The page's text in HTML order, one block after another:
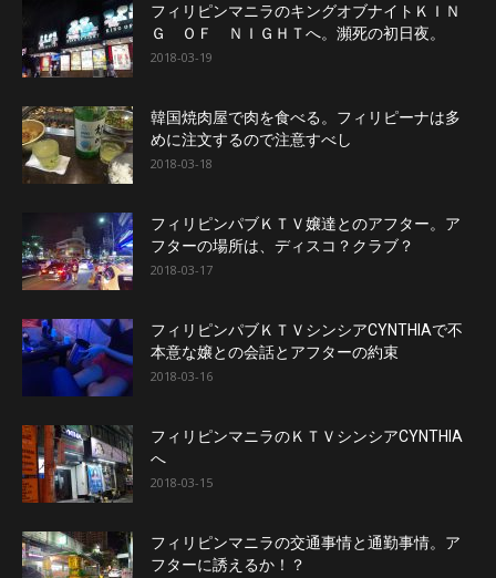
フィリピンマニラのキングオブナイトＫＩＮ
Ｇ ＯＦ ＮＩＧＨＴへ。瀕死の初日夜。
2018-03-19
韓国焼肉屋で肉を食べる。フィリピーナは多
めに注文するので注意すべし
2018-03-18
フィリピンパブＫＴＶ嬢達とのアフター。ア
フターの場所は、ディスコ？クラブ？
2018-03-17
フィリピンパブＫＴＶシンシアCYNTHIAで不
本意な嬢との会話とアフターの約束
2018-03-16
フィリピンマニラのＫＴＶシンシアCYNTHIA
へ
2018-03-15
フィリピンマニラの交通事情と通勤事情。ア
フターに誘えるか！？